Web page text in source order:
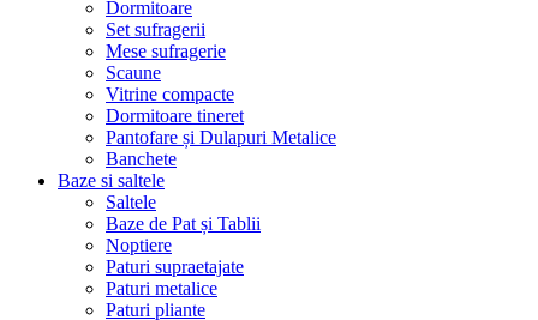
Dormitoare
Set sufragerii
Mese sufragerie
Scaune
Vitrine compacte
Dormitoare tineret
Pantofare și Dulapuri Metalice
Banchete
Baze si saltele
Saltele
Baze de Pat și Tablii
Noptiere
Paturi supraetajate
Paturi metalice
Paturi pliante